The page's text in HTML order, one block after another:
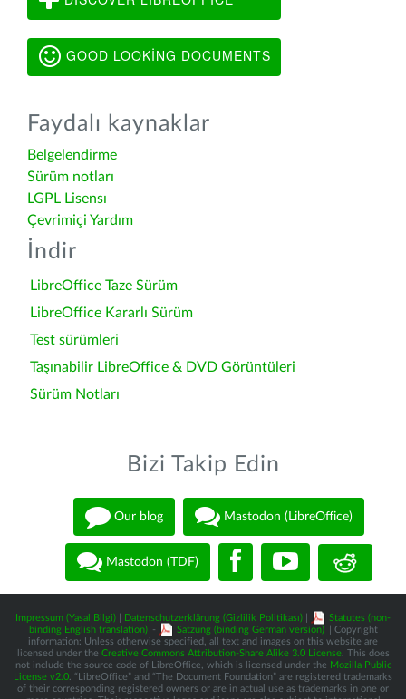
GOOD LOOKING DOCUMENTS
Faydalı kaynaklar
Belgelendirme
Sürüm notları
LGPL Lisensı
Çevrimiçi Yardım
İndir
LibreOffice Taze Sürüm
LibreOffice Kararlı Sürüm
Test sürümleri
Taşınabilir LibreOffice & DVD Görüntüleri
Sürüm Notları
Bizi Takip Edin
Our blog Mastodon (LibreOffice)
Mastodon (TDF)
Impressum (Yasal Bilgi) Datenschutzerklärung (Gizlilik Politikası)
Statutes (non-
binding English translation) - Satzung (binding German version)
| Copyright
information: Unless otherwise specified, all text and images on this website are
licensed under the Creative Commons Attribution-Share Alike 3.0 License. This does
not include the source code of LibreOffice, which is licensed under the Mozilla Public
License v2.0 . “LibreOffice” and “The Document Foundation” are registered trademarks
of their corresponding registered owners or are in actual use as trademarks in one or